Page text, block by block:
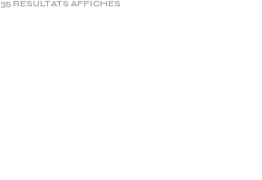
35 RÉSULTATS AFFICHÉS